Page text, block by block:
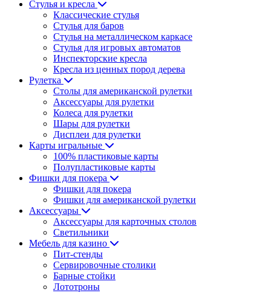
Стулья и кресла
Классические стулья
Стулья для баров
Стулья на металлическом каркасе
Стулья для игровых автоматов
Инспекторские кресла
Кресла из ценных пород дерева
Рулетка
Столы для американской рулетки
Аксессуары для рулетки
Колеса для рулетки
Шары для рулетки
Дисплеи для рулетки
Карты игральные
100% пластиковые карты
Полупластиковые карты
Фишки для покера
Фишки для покера
Фишки для американской рулетки
Аксессуары
Аксессуары для карточных столов
Светильники
Мебель для казино
Пит-стенды
Сервировочные столики
Барные стойки
Лототроны